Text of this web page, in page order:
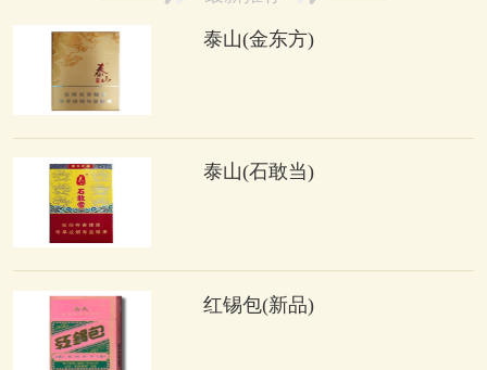
泰山(金东方)
泰山(石敢当)
红锡包(新品)